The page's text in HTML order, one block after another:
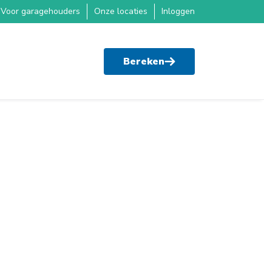
Voor garagehouders Onze locaties Inloggen
Bereken